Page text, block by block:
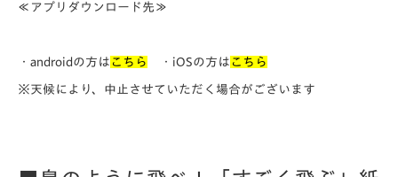
≪アプリダウンロード先≫
・androidの方は こちら ・iOSの方は こちら
※天候により、中止させていただく場合がございます